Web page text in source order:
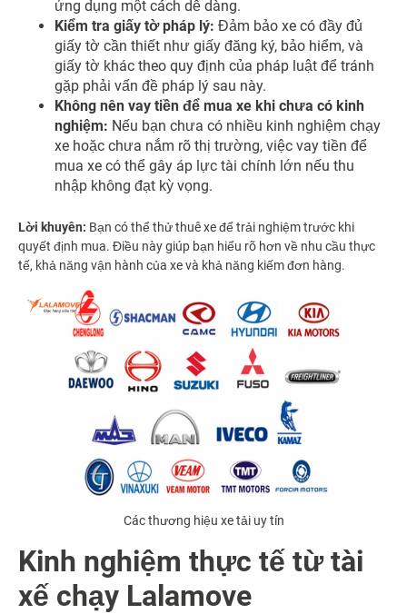
ứng dụng một cách dễ dàng.
Kiểm tra giấy tờ pháp lý: Đảm bảo xe có đầy đủ
giấy tờ cần thiết như giấy đăng ký, bảo hiểm, và
giấy tờ khác theo quy định của pháp luật để tránh
gặp phải vấn đề pháp lý sau này.
Không nên vay tiền để mua xe khi chưa có kinh
nghiệm: Nếu bạn chưa có nhiều kinh nghiệm chạy
xe hoặc chưa nắm rõ thị trường, việc vay tiền để
mua xe có thể gây áp lực tài chính lớn nếu thu
nhập không đạt kỳ vọng.
Lời khuyên: Bạn có thể thử thuê xe để trải nghiệm trước khi
quyết định mua. Điều này giúp bạn hiểu rõ hơn về nhu cầu thực
tế, khả năng vận hành của xe và khả năng kiếm đơn hàng.
Các thương hiệu xe tải uy tín
Kinh nghiệm thực tế từ tài
xế chạy Lalamove